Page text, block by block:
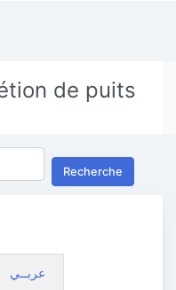
de puits
Recherche
عربــي